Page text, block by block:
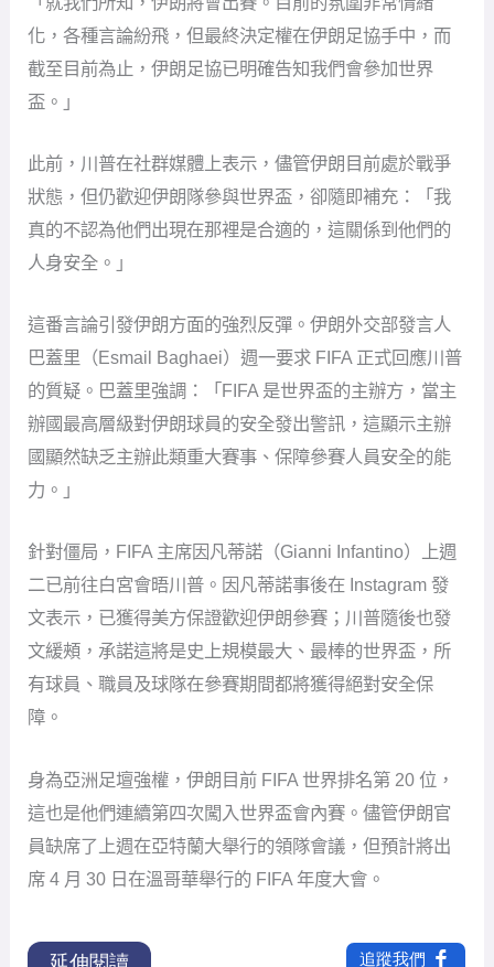
化，各種言論紛飛，但最終決定權在伊朗足協手中，而
截至目前為止，伊朗足協已明確告知我們會參加世界
盃。」
此前，川普在社群媒體上表示，儘管伊朗目前處於戰爭
狀態，但仍歡迎伊朗隊參與世界盃，卻隨即補充：「我
真的不認為他們出現在那裡是合適的，這關係到他們的
人身安全。」
這番言論引發伊朗方面的強烈反彈。伊朗外交部發言人
巴蓋里（Esmail Baghaei）週一要求 FIFA 正式回應川普
的質疑。巴蓋里強調：「FIFA 是世界盃的主辦方，當主
辦國最高層級對伊朗球員的安全發出警訊，這顯示主辦
國顯然缺乏主辦此類重大賽事、保障參賽人員安全的能
力。」
針對僵局，FIFA 主席因凡蒂諾（Gianni Infantino）上週
二已前往白宮會晤川普。因凡蒂諾事後在 Instagram 發
文表示，已獲得美方保證歡迎伊朗參賽；川普隨後也發
文緩頰，承諾這將是史上規模最大、最棒的世界盃，所
有球員、職員及球隊在參賽期間都將獲得絕對安全保
障。
身為亞洲足壇強權，伊朗目前 FIFA 世界排名第 20 位，
這也是他們連續第四次闖入世界盃會內賽。儘管伊朗官
員缺席了上週在亞特蘭大舉行的領隊會議，但預計將出
席 4 月 30 日在溫哥華舉行的 FIFA 年度大會。